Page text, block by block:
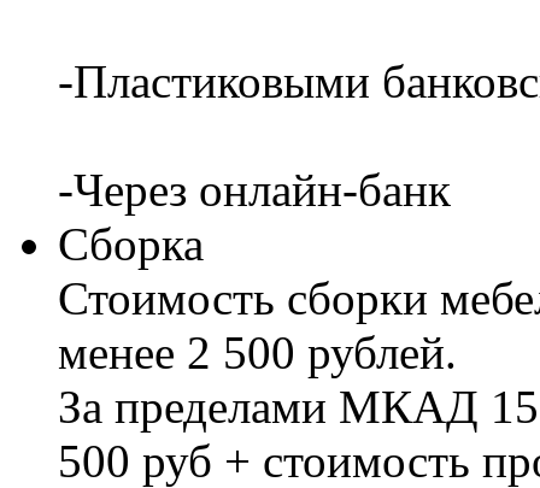
-Пластиковыми
-Через онлайн-банк
Сборка
Стоимость сборки
менее 2 500 рублей.
За пределами МКАД
500 руб + стоимость